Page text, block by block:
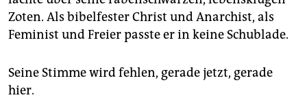
Zoten. Als bibelfester Christ und Anarchist, als
Feminist und Freier passte er in keine Schublade.
Seine Stimme wird fehlen, gerade jetzt, gerade
hier.